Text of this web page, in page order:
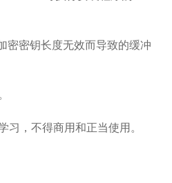
密钥长度无效而导致的缓冲
习，不得商用和正当使用。